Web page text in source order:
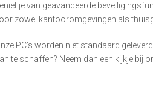
je van geavanceerde
zowel kantooromgevingen als
PC’s worden niet standaard
te schaffen? Neem dan een kijkje bij